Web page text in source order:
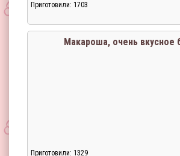
Приготовили: 1703
Макароша, очень вкусное
Приготовили: 1329